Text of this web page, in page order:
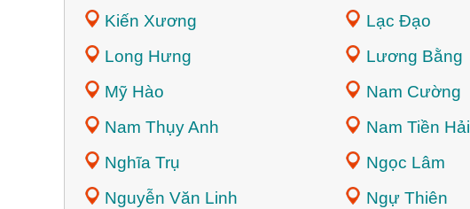
Kiến Xương
Lạc Đạo
Long Hưng
Lương Bằng
Mỹ Hào
Nam Cường
Nam Thụy Anh
Nam Tiền Hải
Nghĩa Trụ
Ngọc Lâm
Nguyễn Văn Linh
Ngự Thiên